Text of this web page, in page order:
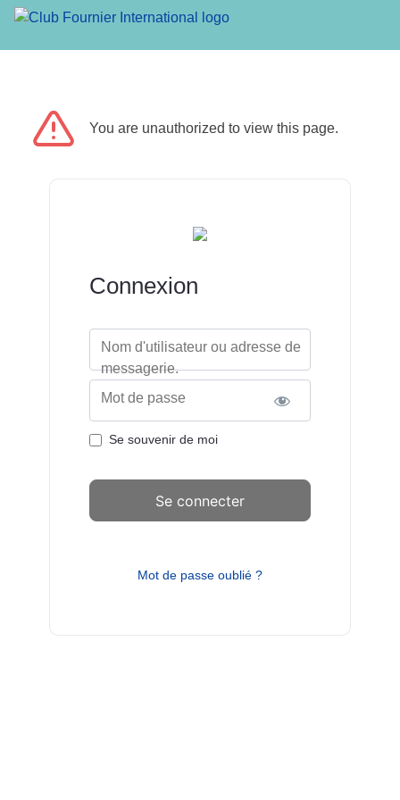
You are unauthorized to view this page.
Connexion
Nom d'utilisateur ou adresse de
messagerie.
Mot de passe
Se souvenir de moi
Mot de passe oublié ?